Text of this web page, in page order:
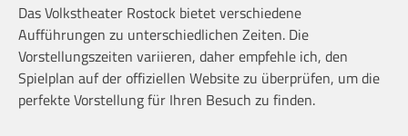
Das Volkstheater Rostock bietet verschiedene
Aufführungen zu unterschiedlichen Zeiten. Die
Vorstellungszeiten variieren, daher empfehle ich, den
Spielplan auf der offiziellen Website zu überprüfen, um die
perfekte Vorstellung für Ihren Besuch zu finden.